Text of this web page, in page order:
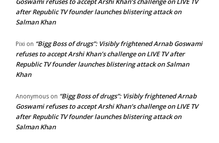
after Republic TV founder launches blistering attack on
Salman Khan
Pixi on “Bigg Boss of drugs”: Visibly frightened Arnab Goswami
refuses to accept Arshi Khan’s challenge on LIVE TV after
Republic TV founder launches blistering attack on Salman
Khan
Anonymous on “Bigg Boss of drugs”: Visibly frightened Arnab
Goswami refuses to accept Arshi Khan’s challenge on LIVE TV
after Republic TV founder launches blistering attack on
Salman Khan